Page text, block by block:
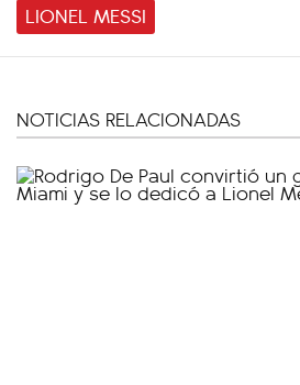
LIONEL MESSI
NOTICIAS RELACIONADAS